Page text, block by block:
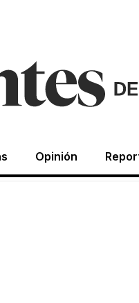
Opinión